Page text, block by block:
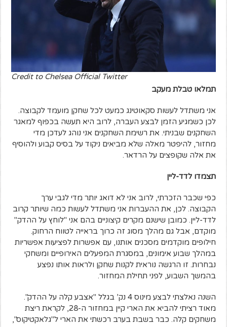
Credit to Chelsea Official Twitter
תמלאו טבלת מעקב
אני משתדל לעשות סקאוטינג כמעט לכל שחקן מועמד לקבוצה.
לכן כשמגיע הזמן לבצע העברה, לרוב היא תעשה בכפוף למאגר
השחקנים שבניתי. את רשימת השחקנים אני נוהג לעדכן מדי
מחזור, להיפטר מאלה שלא מביאים ניקוד על בסיס קבוע ולהוסיף
את אלה שקופצים על הרדאר.
תצמדו לדד-ליין
כפי שכבר הזכרתי, לרוב אני לא דואג יותר מדי לגבי ערך
הקבוצה. לכן, את ההעברות אני משתדל לעשות כמה שיותר קרוב
לדד-ליין. כמובן שישנם מקרים קיצוניים בהם אני "לוחץ על ההדק"
מוקדם, אבל גם מהלך מסוג זה כרוך בראייה לטווח הרחוק.
חילופים מוקדמים מסכנים אותנו, עם אפשרות לפציעות אפשריות
במהלך שבוע אימונים, במסגרת המפעלים האירופיים ומשחקי
נבחרות. זו הרגשה נוראית לקנות שחקן ולראות אותו נפצע
בהמשך השבוע, לפני תחילת המחזור.
השנה נאלצתי לבצע מינוס 4 נק’ בגלל "אצבע קלה על ההדק".
מאוד רציתי להביא את הארי קיין במחזור ה-28, לקראת ריצת
משחקים קלה. כבר בשבת בערב רכשתי את הארי ל"גלאקטיקוס",